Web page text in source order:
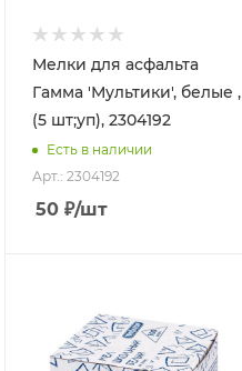
Мелки для асфальта
Гамма 'Мультики', белые ,
(5 шт;уп), 2304192
Есть в наличии
Арт.: 2304192
50 ₽/шт